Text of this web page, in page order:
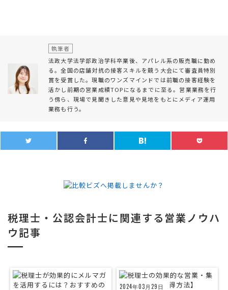
執筆者
法政大学法学部政治学科卒業後、アパレル系の販売職に勤め
る。全国の店舗対抗の接客スキルを競う大会にて審査員特別
賞を受賞した。現職のワンズマインドでは前職の接客経験を
活かし前期の営業成績TOPになるまでに至る。営業業務を行
う傍ら、現場で見聞きした意見や見地をもとにメディア運用
業務も行う。
税理士・公認会計士に関連する営業ノウハ
ウ記事
2024年03月29日